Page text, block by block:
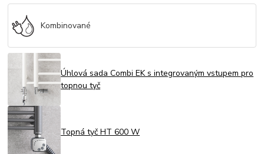
Kombinované
Úhlová sada Combi EK s integrovaným vstupem pro
topnou tyč
Topná tyč HT 600 W